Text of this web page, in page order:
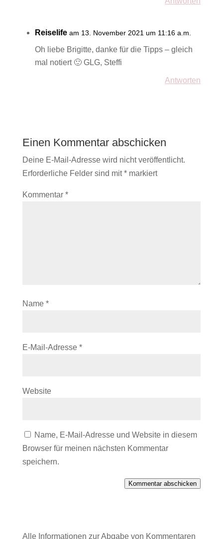
Reiselife am 13. November 2021 um 11:16 a.m.
Oh liebe Brigitte, danke für die Tipps – gleich
mal notiert 🙂 GLG, Steffi
Antworten
Einen Kommentar abschicken
Deine E-Mail-Adresse wird nicht veröffentlicht.
Erforderliche Felder sind mit*markiert
Kommentar *
Name *
E-Mail-Adresse *
Website
Name, E-Mail-Adresse und Website in diesem
Browser für meinen nächsten Kommentar
speichern.
Kommentar abschicken
Alle Informationen zur Abgabe von Kommentaren